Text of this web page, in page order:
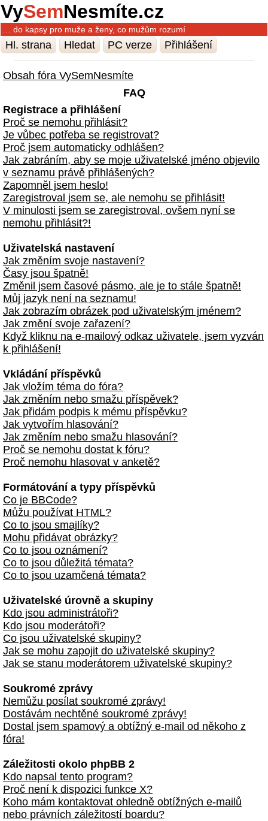
VySemNesmíte.cz
… do kapsy pro muže a ženy, co mužům rozumí
Hl. strana Hledat PC verze Přihlášení
Obsah fóra VySemNesmíte
FAQ
Registrace a přihlášení
Proč se nemohu přihlásit?
Je vůbec potřeba se registrovat?
Proč jsem automaticky odhlášen?
Jak zabráním, aby se moje uživatelské jméno objevilo
v seznamu právě přihlášených?
Zapomněl jsem heslo!
Zaregistroval jsem se, ale nemohu se přihlásit!
V minulosti jsem se zaregistroval, ovšem nyní se
nemohu přihlásit?!
Uživatelská nastavení
Jak změním svoje nastavení?
Časy jsou špatně!
Změnil jsem časové pásmo, ale je to stále špatně!
Můj jazyk není na seznamu!
Jak zobrazím obrázek pod uživatelským jménem?
Jak změní svoje zařazení?
Když kliknu na e-mailový odkaz uživatele, jsem vyzván
k přihlášení!
Vkládání příspěvků
Jak vložím téma do fóra?
Jak změním nebo smažu příspěvek?
Jak přidám podpis k mému příspěvku?
Jak vytvořím hlasování?
Jak změním nebo smažu hlasování?
Proč se nemohu dostat k fóru?
Proč nemohu hlasovat v anketě?
Formátování a typy příspěvků
Co je BBCode?
Můžu používat HTML?
Co to jsou smajlíky?
Mohu přidávat obrázky?
Co to jsou oznámení?
Co to jsou důležitá témata?
Co to jsou uzamčená témata?
Uživatelské úrovně a skupiny
Kdo jsou administrátoři?
Kdo jsou moderátoři?
Co jsou uživatelské skupiny?
Jak se mohu zapojit do uživatelské skupiny?
Jak se stanu moderátorem uživatelské skupiny?
Soukromé zprávy
Nemůžu posílat soukromé zprávy!
Dostávám nechtěné soukromé zprávy!
Dostal jsem spamový a obtížný e-mail od někoho z
fóra!
Záležitosti okolo phpBB 2
Kdo napsal tento program?
Proč není k dispozici funkce X?
Koho mám kontaktovat ohledně obtížných e-mailů
nebo právních záležitostí boardu?